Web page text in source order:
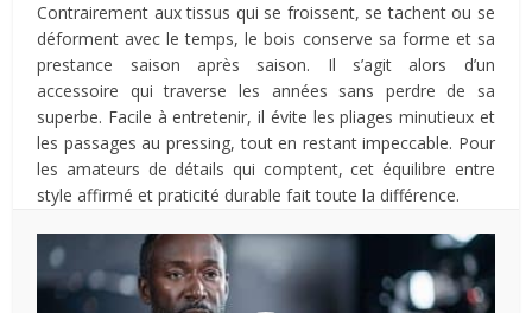
Contrairement aux tissus qui se froissent, se tachent ou se
déforment avec le temps, le bois conserve sa forme et sa
prestance saison après saison. Il s’agit alors d’un
accessoire qui traverse les années sans perdre de sa
superbe. Facile à entretenir, il évite les pliages minutieux et
les passages au pressing, tout en restant impeccable. Pour
les amateurs de détails qui comptent, cet équilibre entre
style affirmé et praticité durable fait toute la différence.